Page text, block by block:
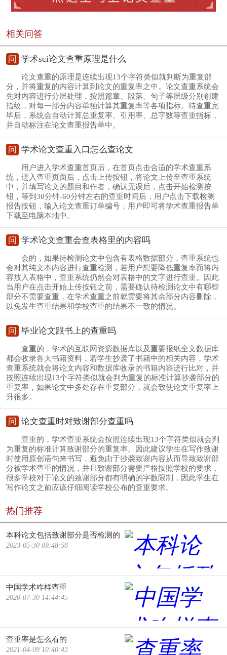
相关问答
问 学术sci论文查重原理是什么
论文查重的原理是连续出现13个字符类似就判断为重复部
分，并将重复的内容计算到论文的重复率之中。论文查重系统会
先对内容进行分层处理，按照篇章、段落、句子等层级分别创建
指纹，对每一部分内容单独计算其重复率等各项指标。待查重完
毕后，系统会自动计算总重复率、引用率、总字数等查重指标，
并自动标注在论文查重报告单中。
问 学术论文查重入口怎么查论文
用户进入学术查重首页后，在首页点击合适的学术查重系
统，进入查重页面后，点击上传按钮，将论文上传至查重系统
中，并填写论文的题目和作者，确认无误后，点击开始检测按
钮，等到30分钟-60分钟左右的查重时间后，用户点击下载检测
报告按钮，输入论文查重订单编号，用户即可将学术查重报告单
下载至电脑本地中。
问 学术论文查重会查表格里的内容吗
会的，如果待检测论文中包含有表格数据部分，查重系统也
会对其纯文本内容进行查重检测，若用户想要降低重复率而将内
容放入表格中，查重系统仍然会对表格中的文字进行查重。因此
当用户在点击开始上传按钮之前，需要确认待检测论文中有哪些
部分不需要查重，在学术查重之前就需要将其余部分内容删除，
以免发生查重结果和学校查重的结果不一致的情况。
问 毕业论文跟书上的查重吗
查重的，学术的互联网资源数据库以及重要报纸全文数据库
都会收录各大书籍资料，若学生抄袭了书籍中的相关内容，学术
查重系统就会将论文内容和数据库收录的书籍内容进行比对，并
按照连续出现13个字符类似就会判为重复的标准计算抄袭部分的
重复率，如果论文中多处存在重复部分，就会致使论文重复率上
升很多。
问 论文查重时对致谢部分查重吗
查重的，学术查重系统会按照连续出现13个字符类似就会判
为重复的标准计算致谢部分的重复率。因此建议学生在写作致谢
时使用原创语句来书写，避免由于抄袭致谢内容从而导致致谢部
分被学术查重的情况，并且致谢部分需要严格按照学校的要求，
很多学校对于论文的致谢部分都有明确的字数限制，因此学生在
写作论文之前应该仔细阅读学校公布的查重要求。
热门推荐
本科论文包括致谢部分是否检测的
2023-05-30 09:48:58
中国学术咋样查重
2020-07-30 14:44:45
查重率是怎么看的
2021-04-09 10:40:43